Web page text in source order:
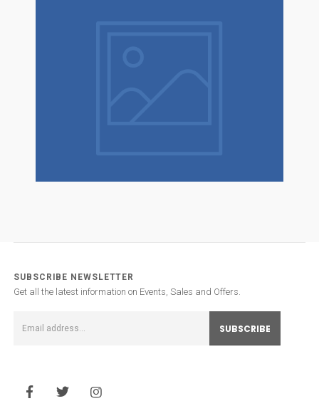
SUBSCRIBE NEWSLETTER
Get all the latest information on Events, Sales and Offers.